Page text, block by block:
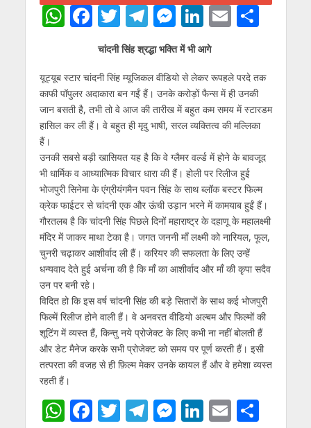
W
s
A
p
p
F
ac
e
b
o
o
k
T
w
itt
er
T
el
e
gr
a
m
M
e
ss
e
n
g
er
Li
n
k
e
dI
n
E
l
S
e
चांदनी सिंह श्रद्धा भक्ति में भी आगे
यूट्यूब स्टार चांदनी सिंह म्यूजिकल वीडियो से लेकर रूपहले परदे तक
काफी पॉपुलर अदाकारा बन गईं हैं। उनके करोड़ों फैन्स में ही उनकी
जान बसती है, तभी तो वे आज की तारीख में बहुत कम समय में स्टारडम
हासिल कर ली हैं। वे बहुत ही मृदु भाषी, सरल व्यक्तित्व की मल्लिका
हैं।
उनकी सबसे बड़ी खासियत यह है कि वे ग्लैमर वर्ल्ड में होने के बावजूद
भी धार्मिक व आध्यात्मिक विचार धारा की हैं। होली पर रिलीज हुई
भोजपुरी सिनेमा के एंग्रीयंगमैन पवन सिंह के साथ ब्लॉक बस्टर फिल्म
क्रेक फाईटर से चांदनी एक और ऊंची उड़ान भरने में कामयाब हुईं हैं।
गौरतलब है कि चांदनी सिंह पिछले दिनों महाराष्ट्र के दहाणू के महालक्ष्मी
मंदिर में जाकर माथा टेका है। जगत जननी माँ लक्ष्मी को नारियल, फूल,
चुनरी चढ़ाकर आशीर्वाद ली हैं। करियर की सफलता के लिए उन्हें
धन्यवाद देते हुई अर्चना की है कि माँ का आशीर्वाद और माँ की कृपा सदैव
उन पर बनी रहे।
विदित हो कि इस वर्ष चांदनी सिंह की बड़े सितारों के साथ कई भोजपुरी
फिल्में रिलीज होने वाली हैं। वे अनवरत वीडियो अल्बम और फिल्मों की
शूटिंग में व्यस्त हैं, किन्तु नये प्रोजेक्ट के लिए कभी ना नहीं बोलती हैं
और डेट मैनेज करके सभी प्रोजेक्ट को समय पर पूर्ण करती हैं। इसी
तत्परता की वजह से ही फ़िल्म मेकर उनके कायल हैं और वे हमेशा व्यस्त
रहती हैं।
W F T T M Li E S